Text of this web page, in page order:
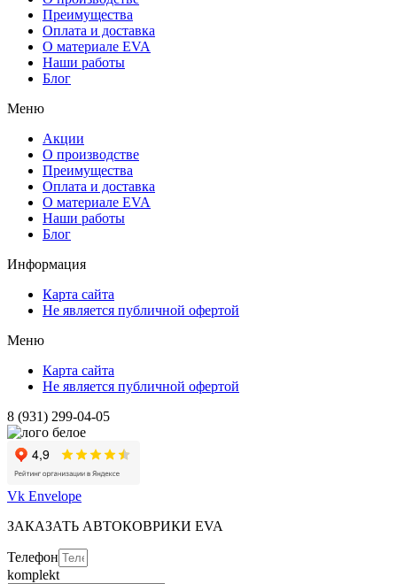
Преимущества
Оплата и доставка
О материале EVA
Наши работы
Блог
Меню
Акции
О производстве
Преимущества
Оплата и доставка
О материале EVA
Наши работы
Блог
Информация
Карта сайта
Не является публичной офертой
Меню
Карта сайта
Не является публичной офертой
8 (931) 299-04-05
Vk Envelope
ЗАКАЗАТЬ АВТОКОВРИКИ EVA
Телефон
komplekt